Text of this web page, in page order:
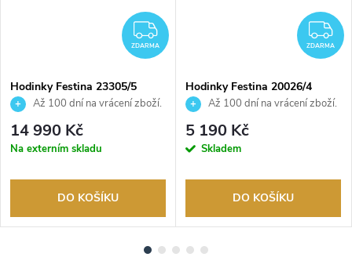
ZDARMA
ZDARMA
Hodinky Festina 23305/5
Až 100 dní na vrácení zboží.
Autorizovaný prodejce.
14 990 Kč
Na externím skladu
DO KOŠÍKU
ZDARMA
Hodinky Festina 20026/4
Až 100 dní na vrácení zboží.
Autorizovaný prodejce.
5 190 Kč
Skladem
DO KOŠÍKU